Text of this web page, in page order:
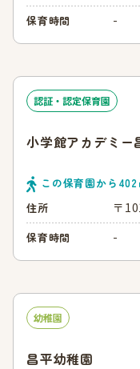
保育時間 -
認証・認定保育園
小学館アカデミー
この保育園から 402
住所
〒
保育時間 -
幼稚園
昌平幼稚園